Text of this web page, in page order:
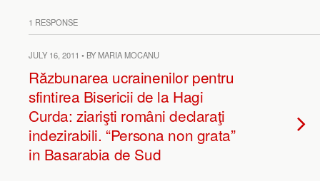
1 RESPONSE
JULY 16, 2011 • BY MARIA MOCANU
Răzbunarea ucrainenilor pentru
sfintirea Bisericii de la Hagi
Curda: ziarişti români declaraţi
indezirabili. “Persona non grata”
in Basarabia de Sud